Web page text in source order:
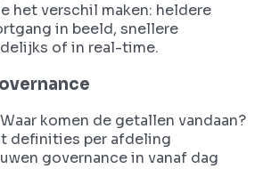
het verschil maken: heldere
in beeld, snellere
of in real-time.
komen de getallen vandaan?
definities per afdeling
governance in vanaf dag